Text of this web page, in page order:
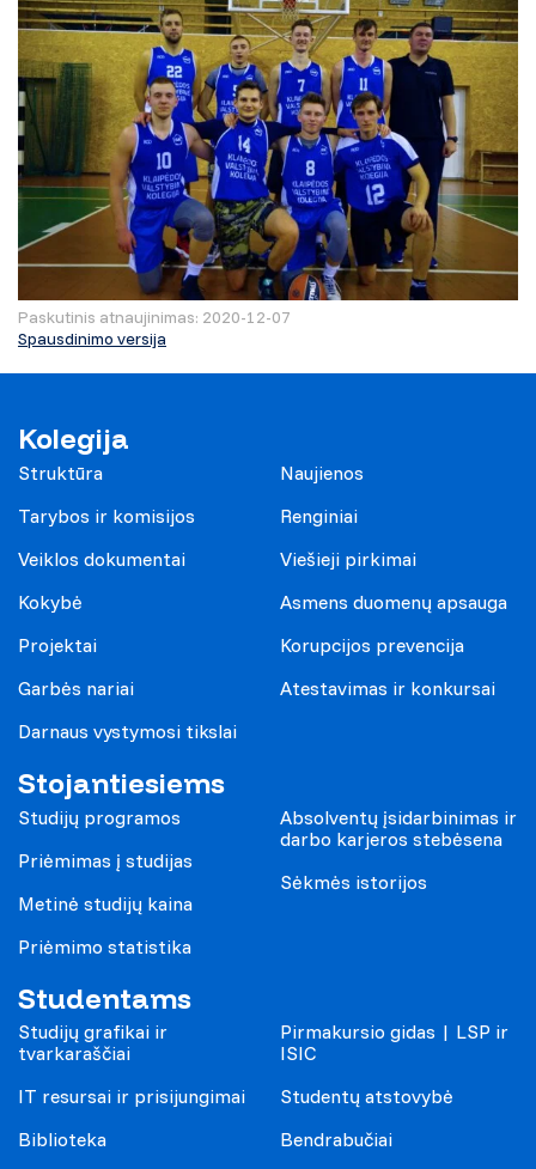
Paskutinis atnaujinimas: 2020-12-07
Spausdinimo versija
Kolegija
Struktūra
Tarybos ir komisijos
Veiklos dokumentai
Kokybė
Projektai
Garbės nariai
Darnaus vystymosi tikslai
Naujienos
Renginiai
Viešieji pirkimai
Asmens duomenų apsauga
Korupcijos prevencija
Atestavimas ir konkursai
Stojantiesiems
Studijų programos
Priėmimas į studijas
Metinė studijų kaina
Priėmimo statistika
Absolventų įsidarbinimas ir
darbo karjeros stebėsena
Sėkmės istorijos
Studentams
Studijų grafikai ir
tvarkaraščiai
IT resursai ir prisijungimai
Biblioteka
Pirmakursio gidas | LSP ir
ISIC
Studentų atstovybė
Bendrabučiai